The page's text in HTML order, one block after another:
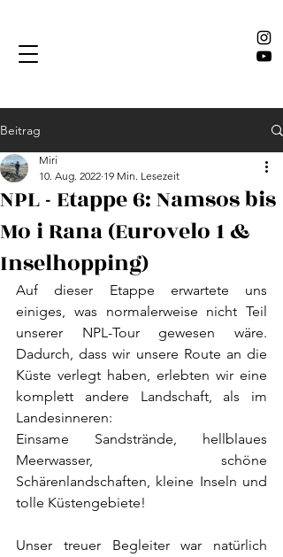
Beitrag
NPL - Etappe 6: Namsos bis
Mo i Rana (Eurovelo 1 &
Inselhopping)
Miri
10. Aug. 2022 19 Min. Lesezeit
Auf dieser Etappe erwartete uns
einiges, was normalerweise nicht Teil
unserer NPL-Tour gewesen wäre.
Dadurch, dass wir unsere Route an die
Küste verlegt haben, erlebten wir eine
komplett andere Landschaft, als im
Landesinneren:
Einsame Sandstrände, hellblaues
Meerwasser, schöne
Schärenlandschaften, kleine Inseln und
tolle Küstengebiete!
Unser treuer Begleiter war natürlich